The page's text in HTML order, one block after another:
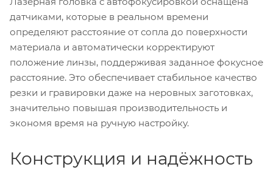
датчиками, которые в реальном времени
определяют расстояние от сопла до поверхности
материала и автоматически корректируют
положение линзы, поддерживая заданное фокусное
расстояние. Это обеспечивает стабильное качество
резки и гравировки даже на неровных заготовках,
значительно повышая производительность и
экономя время на ручную настройку.
Конструкция и надёжность